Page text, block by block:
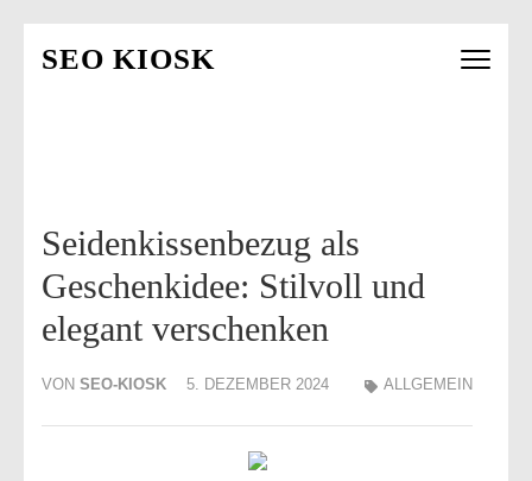
Inhalt
SEO KIOSK
Seidenkissenbezug als
Geschenkidee: Stilvoll und
elegant verschenken
VON SEO-KIOSK 5. DEZEMBER 2024 ALLGEMEIN